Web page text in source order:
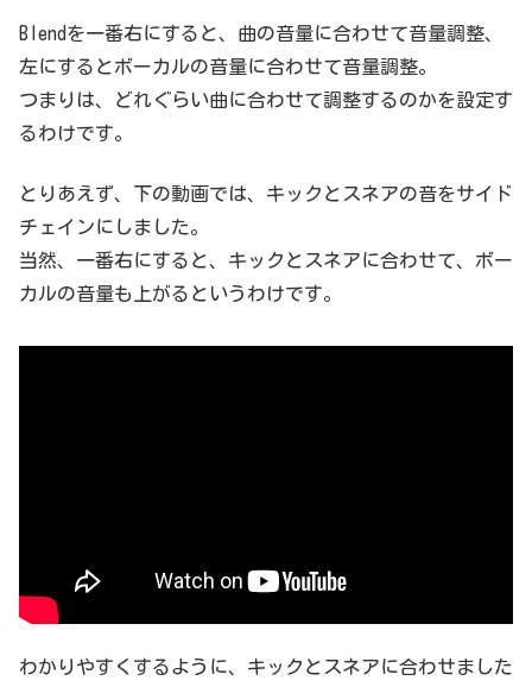
Blendを一番右にすると、曲の音量に合わせて音量調整、
左にするとボーカルの音量に合わせて音量調整。
つまりは、どれぐらい曲に合わせて調整するのかを設定す
るわけです。
とりあえず、下の動画では、キックとスネアの音をサイド
チェインにしました。
当然、一番右にすると、キックとスネアに合わせて、ボー
カルの音量も上がるというわけです。
わかりやすくするように、キックとスネアに合わせました